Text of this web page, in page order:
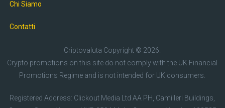
Chi Siamo
Contatti
Criptovaluta Copyright © 2026.
Crypto promotions on this site do not comply with the UK Financial
Promotions Regime and is not intended for UK consumers.
Registered Address: Clickout Media Ltd AA PH, Camilleri Buildings,